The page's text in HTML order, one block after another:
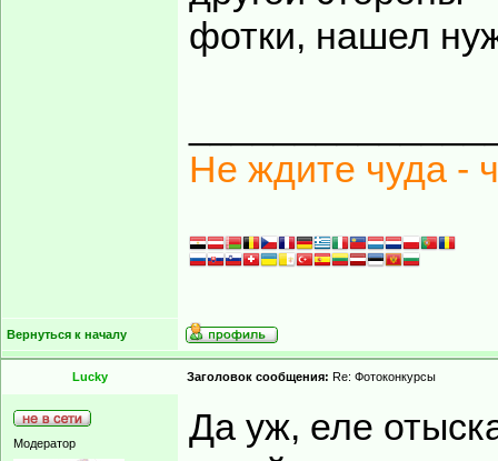
фотки, нашел
Не ждите чуда -
Вернуться к началу
Lucky Заголовок сообщения: Re: Фотоконкурсы
Модератор
Да уж, еле